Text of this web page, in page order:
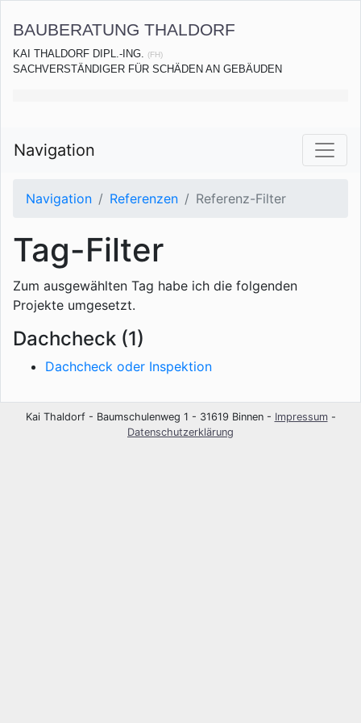
BAUBERATUNG THALDORF
KAI THALDORF DIPL.-ING. (FH)
SACHVERSTÄNDIGER FÜR SCHÄDEN AN GEBÄUDEN
Navigation
Navigation Referenzen Referenz-Filter
Tag-Filter
Zum ausgewählten Tag habe ich die folgenden
Projekte umgesetzt.
Dachcheck (1)
Dachcheck oder Inspektion
Kai Thaldorf - Baumschulenweg 1 - 31619 Binnen - Impressum-
Datenschutzerklärung